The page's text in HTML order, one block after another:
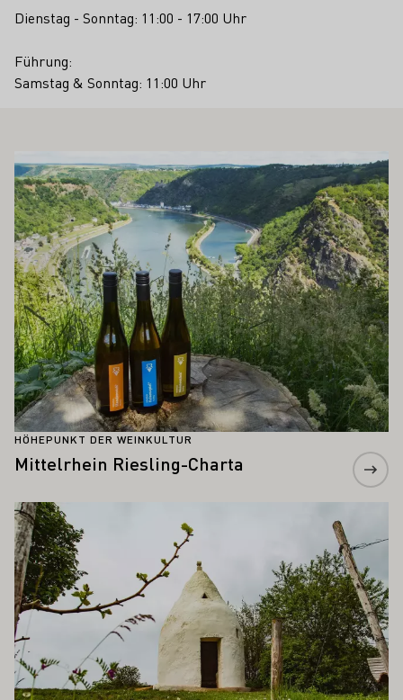
Dienstag - Sonntag: 11:00 - 17:00 Uhr
Führung:
Samstag & Sonntag: 11:00 Uhr
HÖHEPUNKT DER WEINKULTUR
Mittelrhein Riesling-Charta
Mehr erfahren
Mehr erfahren